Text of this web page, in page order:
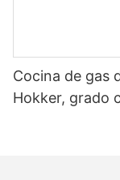
Cocina de gas
Hokker, grado